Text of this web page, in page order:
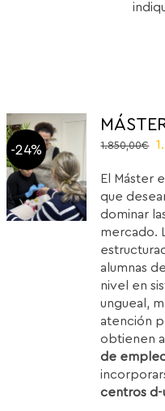
-24% 1.850,00€
El Máster
que
dominar
mercado.
alumnas
nivel en
ungueal,
atención
obtienen
de
centros d-